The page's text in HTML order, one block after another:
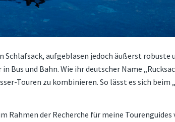
aufgeblasen jedoch äußerst
Bus und Bahn. Wie ihr deutscher Name
Touren zu kombinieren. So lässt es sich beim
Rahmen der Recherche für meine